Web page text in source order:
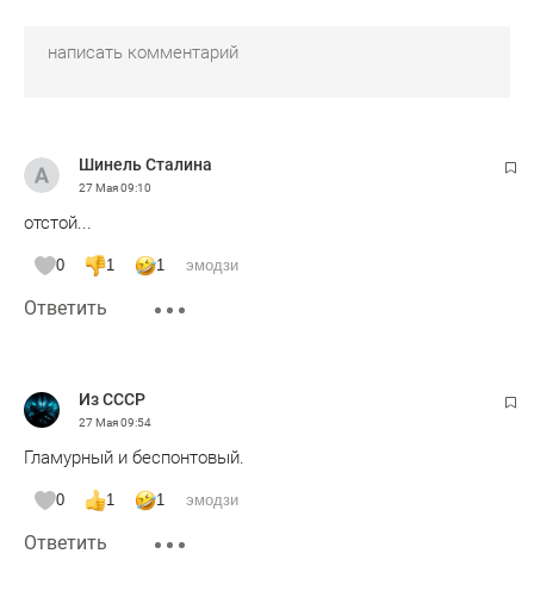
Шинель Сталина
27 Мая09:10
отстой...
0 1 1 эмодзи
Ответить
Из СССР
27 Мая09:54
Гламурный и беспонтовый.
0 1 1 эмодзи
Ответить